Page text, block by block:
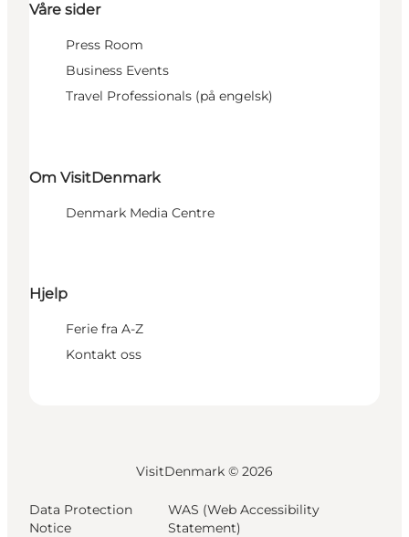
Våre sider
Press Room
Business Events
Travel Professionals (på engelsk)
Om VisitDenmark
Denmark Media Centre
Hjelp
Ferie fra A-Z
Kontakt oss
VisitDenmark © 2026
Data Protection
Notice
WAS (Web Accessibility
Statement)